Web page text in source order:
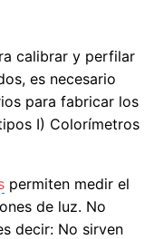
calibrar y perfilar
es necesario
para fabricar los
I) Colorímetros
permiten medir el
de luz. No
decir: No sirven